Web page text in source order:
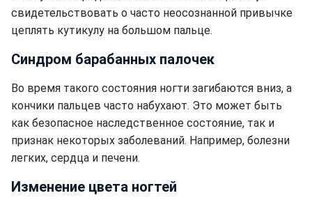
свидетельствовать о часто неосознанной привычке
цеплять кутикулу на большом пальце.
Синдром барабанных палочек
Во время такого состояния ногти загибаются вниз, а
кончики пальцев часто набухают. Это может быть
как безопасное наследственное состояние, так и
признак некоторых заболеваний. Например, болезни
легких, сердца и печени.
Изменение цвета ногтей